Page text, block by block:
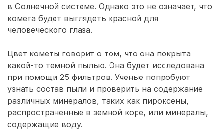
в Солнечной системе. Однако это не означает, что
комета будет выглядеть красной для
человеческого глаза.
Цвет кометы говорит о том, что она покрыта
какой-то темной пылью. Она будет исследована
при помощи 25 фильтров. Ученые попробуют
узнать состав пыли и проверить на содержание
различных минералов, таких как пироксены,
распространенные в земной коре, или минералы,
содержащие воду.